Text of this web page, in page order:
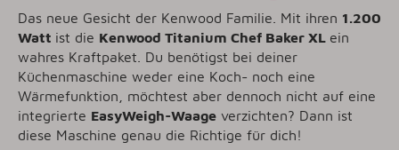
Das neue Gesicht der Kenwood Familie. Mit ihren 1.200
Watt ist die Kenwood Titanium Chef Baker XL ein
wahres Kraftpaket. Du benötigst bei deiner
Küchenmaschine weder eine Koch- noch eine
Wärmefunktion, möchtest aber dennoch nicht auf eine
integrierte EasyWeigh-Waage verzichten? Dann ist
diese Maschine genau die Richtige für dich!